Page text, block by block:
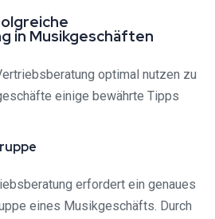
in Musikgeschäften
optimal nutzen zu
einige bewährte Tipps
erfordert ein genaues
eines Musikgeschäfts. Durch